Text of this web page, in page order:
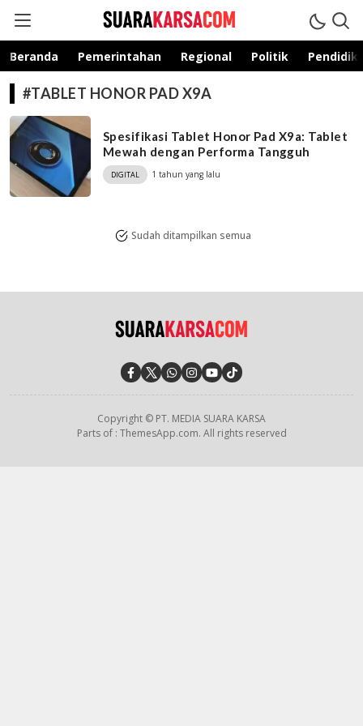
suarakarsa.com
Informasi terpercaya
Beranda Pemerintahan Regional Politik
#TABLET HONOR PAD X9A
Spesifikasi Tablet Honor Pad X9a: Tablet
Mewah dengan Performa Tangguh
DIGITAL 1 tahun yang lalu
Sudah ditampilkan semua
Copyright © PT. MEDIA SUARA KARSA
Parts of : ThemesApp.com. All rights reserved